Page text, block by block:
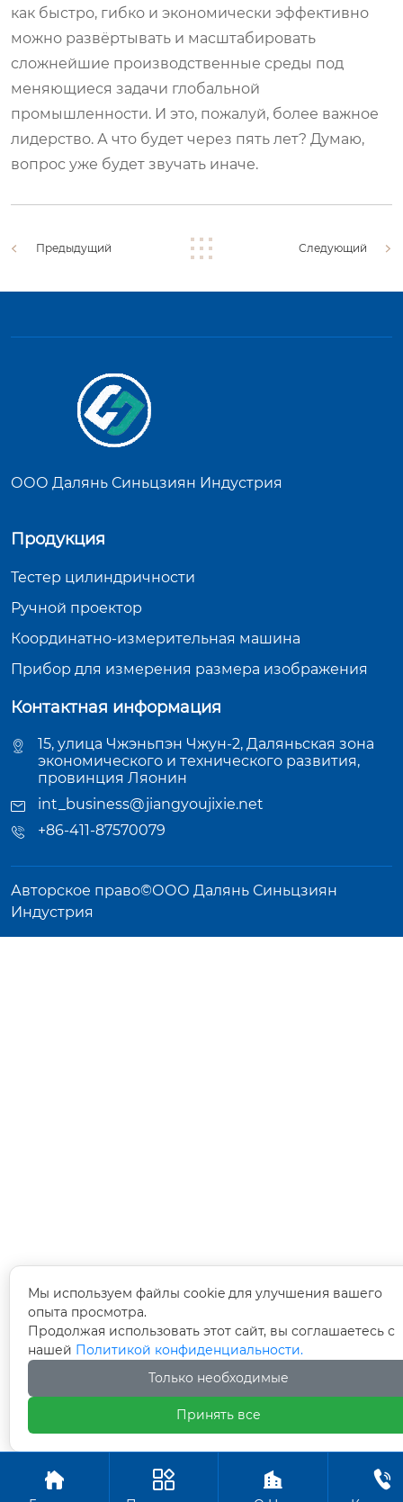
как быстро, гибко и экономически эффективно
можно развёртывать и масштабировать
сложнейшие производственные среды под
меняющиеся задачи глобальной
промышленности. И это, пожалуй, более важное
лидерство. А что будет через пять лет? Думаю,
вопрос уже будет звучать иначе.
Предыдущий Следующий
ООО Далянь Синьцзиян Индустрия
Продукция
Тестер цилиндричности
Ручной проектор
Координатно-измерительная машина
Прибор для измерения размера изображения
Контактная информация
15, улица Чжэньпэн Чжун-2, Даляньская зона
экономического и технического развития,
провинция Ляонин
int_business@jiangyoujixie.net
+86-411-87570079
Авторское право©ООО Далянь Синьцзиян
Индустрия
   
Мы используем файлы cookie для улучшения вашего
опыта просмотра.
Продолжая использовать этот сайт, вы соглашаетесь с
нашей Политикой конфиденциальности.
Только необходимые
Принять все